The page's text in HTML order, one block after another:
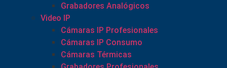
Grabadores Analógicos
Video IP
Cámaras IP Profesionales
Cámaras IP Consumo
Cámaras Térmicas